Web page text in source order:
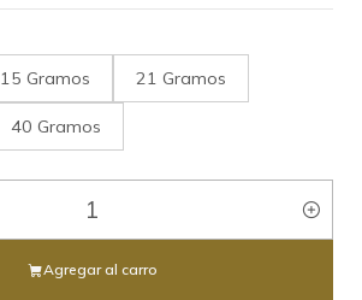
15 Gramos 21 Gramos
40 Gramos
Agregar al carro